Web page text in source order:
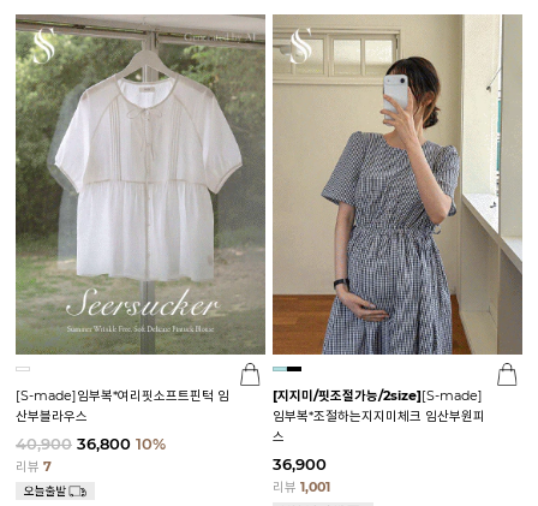
[S-made]임부복*여리핏소프트핀턱 임
산부블라우스
40,900 36,800 10%
리뷰 7
[지지미/핏조절가능/2size][S-made]
임부복*조절하는지지미체크 임산부원피
스
36,900
리뷰 1,001